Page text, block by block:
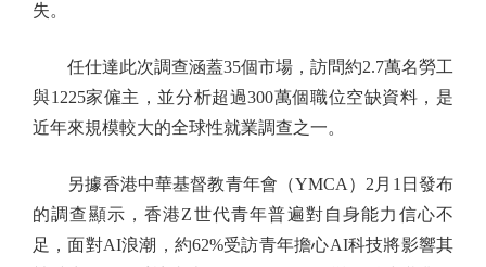
失。
任仕達此次調查涵蓋35個市場，訪問約2.7萬名勞工
與1225家僱主，並分析超過300萬個職位空缺資料，是
近年來規模較大的全球性就業調查之一。
另據香港中華基督教青年會（YMCA）2月1日發布
的調查顯示，香港Z世代青年普遍對自身能力信心不
足，面對AI浪潮，約62%受訪青年擔心AI科技將影響其